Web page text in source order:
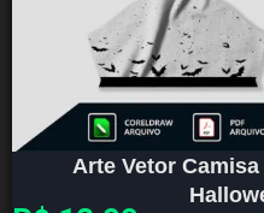
Arte Vetor